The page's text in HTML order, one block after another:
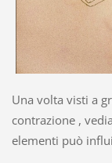
Una volta visti a
contrazione ,
elementi può